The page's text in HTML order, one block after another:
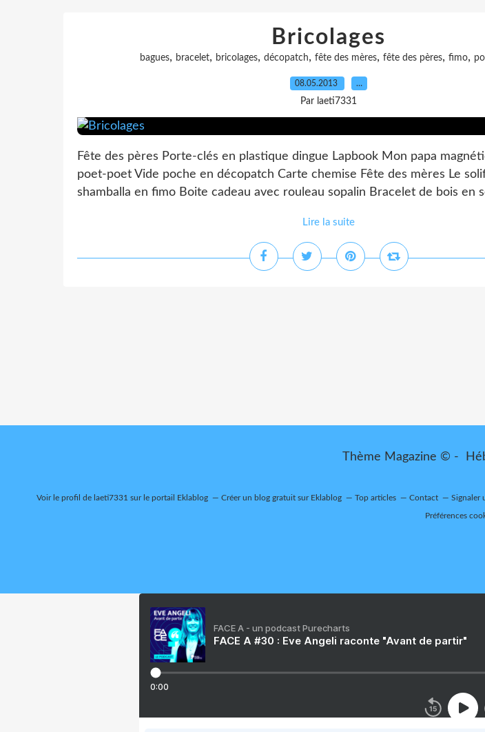
Bricolages
bagues, bracelet, bricolages, décopatch, fête des mères, fête des pères, fimo,
08.05.2013 …
Par laeti7331
Fête des pères Porte-clés en plastique dingue Lapbook Mon papa
poet-poet Vide poche en décopatch Carte chemise Fête des mères Le
shamballa en fimo Boite cadeau avec rouleau sopalin Bracelet de bois en
Lire la suite
Thème Magazine © -
Voir le profil de laeti7331 sur le portail Eklablog Créer un blog gratuit sur Eklablog Top articles Contact Signaler
Préférences
FACE A - un podcast Purecharts
FACE A #30 : Eve Angeli raconte "Avant de partir"
0:00